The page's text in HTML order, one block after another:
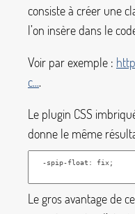
consiste à créer une
l’on insère dans le
Voir par exemple :
c....
Le plugin CSS
donne le même
Le gros avantage de